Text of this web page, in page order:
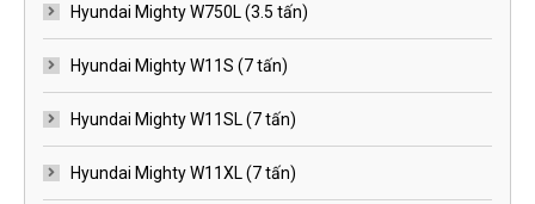
Hyundai Mighty W750L (3.5 tấn)
Hyundai Mighty W11S (7 tấn)
Hyundai Mighty W11SL (7 tấn)
Hyundai Mighty W11XL (7 tấn)